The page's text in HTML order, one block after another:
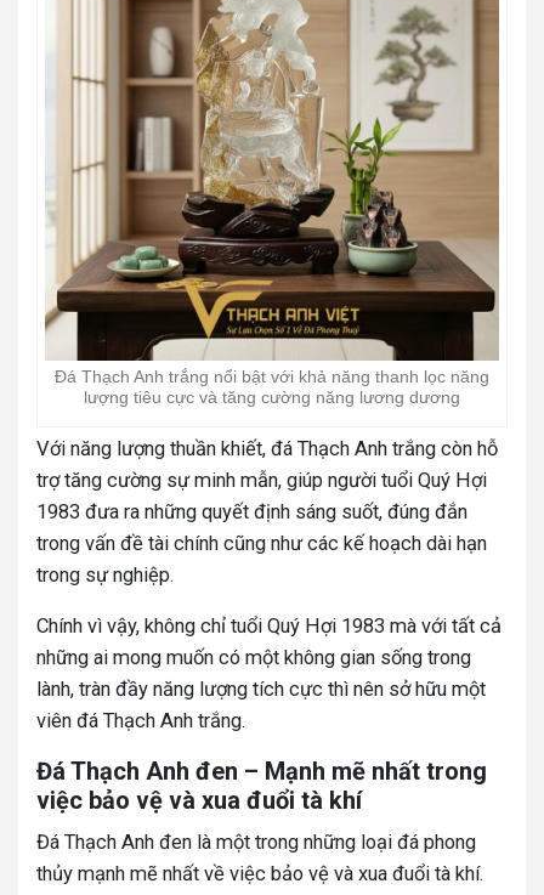
Đá Thạch Anh trắng nổi bật với khả năng thanh lọc năng
lượng tiêu cực và tăng cường năng lương dương
Với năng lượng thuần khiết, đá Thạch Anh trắng còn hỗ
trợ tăng cường sự minh mẫn, giúp người tuổi Quý Hợi
1983 đưa ra những quyết định sáng suốt, đúng đắn
trong vấn đề tài chính cũng như các kế hoạch dài hạn
trong sự nghiệp.
Chính vì vậy, không chỉ tuổi Quý Hợi 1983 mà với tất cả
những ai mong muốn có một không gian sống trong
lành, tràn đầy năng lượng tích cực thì nên sở hữu một
viên đá Thạch Anh trắng.
Đá Thạch Anh đen – Mạnh mẽ nhất trong
việc bảo vệ và xua đuổi tà khí
Đá Thạch Anh đen là một trong những loại đá phong
thủy mạnh mẽ nhất về việc bảo vệ và xua đuổi tà khí.